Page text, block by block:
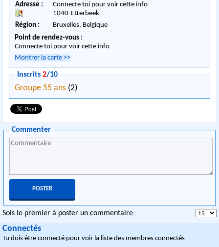
Adresse :
Connecte toi pour voir cette info
1040-Etterbeek
Région :
Bruxelles, Belgique
Point de rendez-vous :
Connecte toi pour voir cette info
Montrer la carte >>
Inscrits2/10
Groupe 55 ans (2)
Commenter
Sois le premier à poster un commentaire
Connectés
Tu dois être connecté pour voir la liste des membres connectés